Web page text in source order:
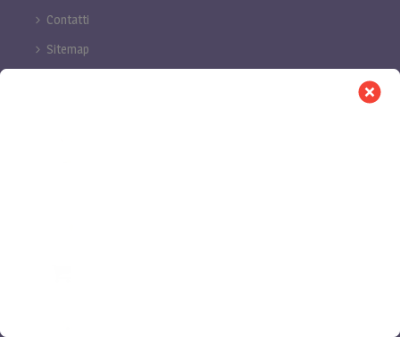
Contatti
Sitemap